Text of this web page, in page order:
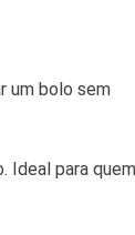
um bolo sem
Ideal para quem